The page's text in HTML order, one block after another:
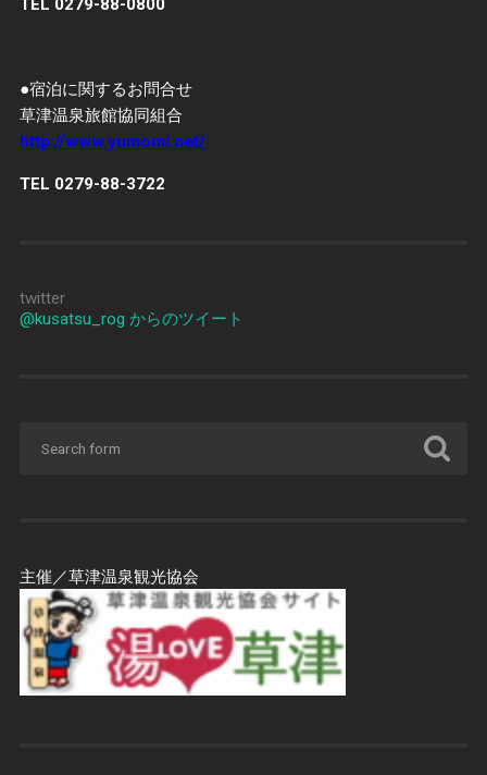
TEL 0279-88-0800
●宿泊に関するお問合せ
草津温泉旅館協同組合
http://www.yumomi.net/
TEL 0279-88-3722
twitter
@kusatsu_rog からのツイート
主催／草津温泉観光協会